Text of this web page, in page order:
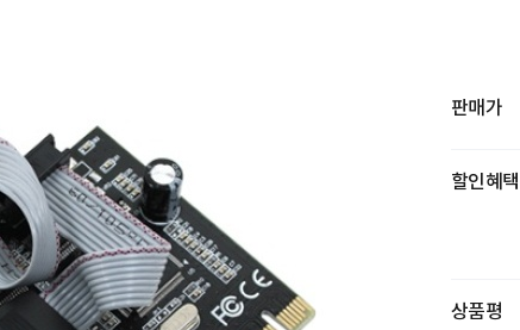
판매가
할인혜택
상품평